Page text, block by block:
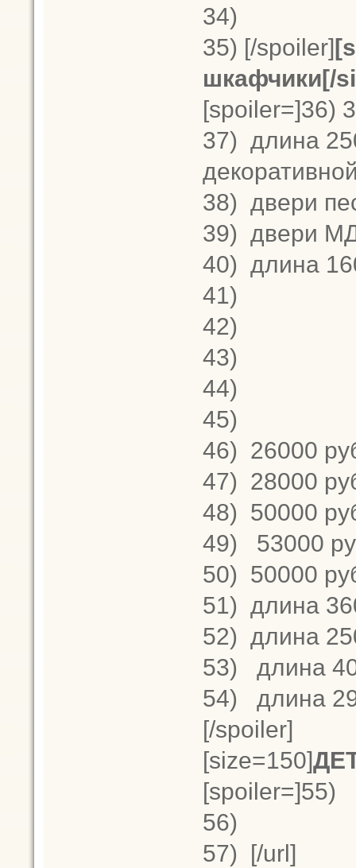
34)
35) [/spoiler]
шкафчики[/
[spoiler=]36)
37) длина
38) двери
39) двери
40) длина
41)
42)
43)
44)
45)
46) 26000
47) 28000
48) 50000
49)
53000
50) 50000
51) длина
52) длина
53)
длина
54)
длина
[/spoiler]
[size=150]
[spoiler=]55)
56)
57) [/url]